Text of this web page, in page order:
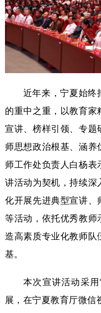
近年来，宁夏始终
的重中之重，以教育
宣讲、榜样引领、专
师思想政治根基、涵
师工作处负责人白杨
讲活动为契机，持续
化开展先进典型宣讲
等活动，依托优秀教
造高素质专业化教师
基。
本次宣讲活动采用“
展，在宁夏教育厅微信